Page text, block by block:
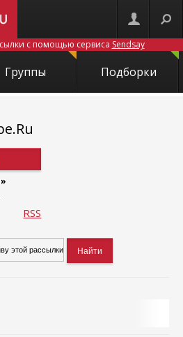
с помощью сервиса Sendsay
Группы Подборки
RSS